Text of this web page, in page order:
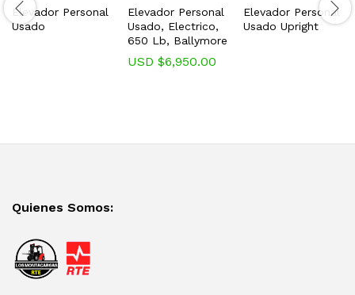
Elevador Personal
Usado
Elevador Personal
Usado, Electrico,
650 Lb, Ballymore
USD $6,950.00
Elevador Personal
Usado Upright
Quienes Somos: